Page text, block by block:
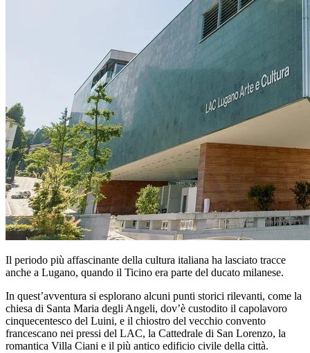
Il periodo più affascinante della cultura italiana ha lasciato tracce
anche a Lugano, quando il Ticino era parte del ducato milanese.
In quest’avventura si esplorano alcuni punti storici rilevanti, come la
chiesa di Santa Maria degli Angeli, dov’è custodito il capolavoro
cinquecentesco del Luini, e il chiostro del vecchio convento
francescano nei pressi del LAC, la Cattedrale di San Lorenzo, la
romantica Villa Ciani e il più antico edificio civile della città.